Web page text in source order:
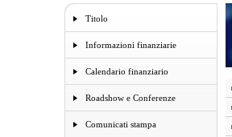
Titolo
Informazioni finanziarie
Calendario finanziario
Roadshow e Conferenze
Comunicati stampa